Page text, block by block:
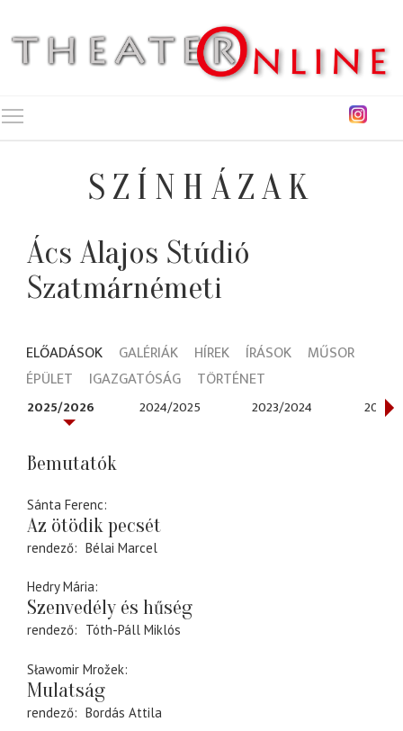
SZÍNHÁZAK
Ács Alajos Stúdió
Szatmárnémeti
ELŐADÁSOK GALÉRIÁK HÍREK ÍRÁSOK
MŰSOR
ÉPÜLET
IGAZGATÓSÁG TÖRTÉNET
2025/2026 2024/2025 2023/2024 2022/
Bemutatók
Sánta Ferenc
Az ötödik pecsét
rendező Bélai Marcel
Hedry Mária
Szenvedély és hűség
rendező Tóth-Páll Miklós
Sławomir Mrožek
Mulatság
rendező Bordás Attila